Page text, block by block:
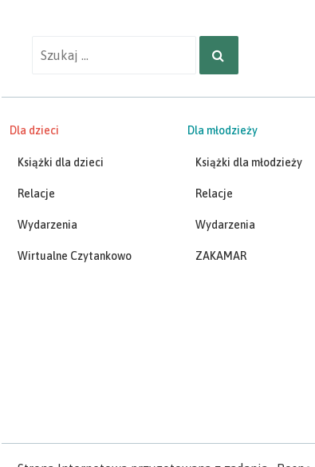
wyszukiwaniaSZUKAJ
Dla dzieci
Książki dla dzieci
Relacje
Wydarzenia
Wirtualne Czytankowo
Dla młodzieży
Książki dla młodzieży
Relacje
Wydarzenia
ZAKAMAR